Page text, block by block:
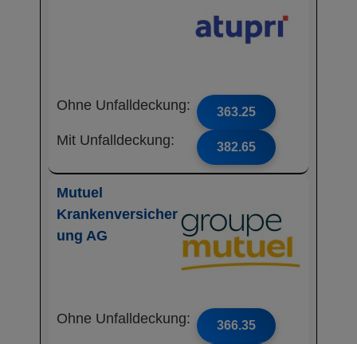
Ohne Unfalldeckung: 363.25
Mit Unfalldeckung: 382.65
Mutuel
Krankenversicher
ung AG
Ohne Unfalldeckung: 366.35